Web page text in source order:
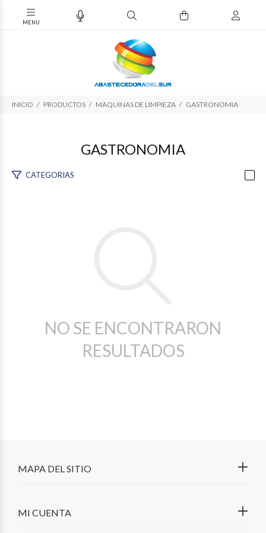
INICIO PRODUCTOS MAQUINAS DE LIMPIEZA GASTRONOMIA
GASTRONOMIA
CATEGORIAS
NO SE ENCONTRARON
RESULTADOS
MAPA DEL SITIO
MI CUENTA